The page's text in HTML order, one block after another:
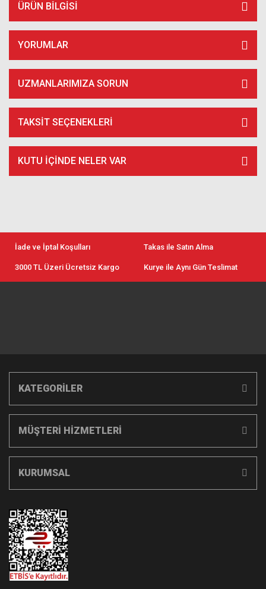
ÜRÜN BILGISI
YORUMLAR
UZMANLARIMIZA SORUN
TAKSIT SEÇENEKLERI
KUTU İÇİNDE NELER VAR
İade ve İptal Koşulları Takas ile Satın Alma
3000 TL Üzeri Ücretsiz Kargo Kurye ile Aynı Gün Teslimat
KATEGORİLER
MÜŞTERİ HİZMETLERİ
KURUMSAL